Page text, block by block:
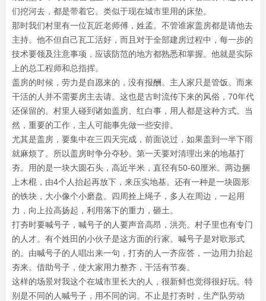
们挖河去，都是带着它。类似于现在城市里用的床垫。
那时我们村里有一位瓦匠老师傅，姓孟。不管谁家盖房都是请他去
主持。他不但自己瓦工活好，而且对于全部建房过程中，每一步的
技术要领及注意事项，应该防范的地方都熟悉和掌握。他就是实际
上的总工程师和总指挥。
盖房的时候，劳力是自愿来的，没有报酬。主人家只是管饭。而来
干活的人并不需要房主去请。这也是古时流传下来的风俗，70年代
还保留的。村里人碰到诸如盖房、红白事，用人都是这种方式。当
然，重要的工作，主人可能事先做一些安排。
尤其是盖房，要集中在三四天完成，前面说过，如果盖到一半下雨
就麻烦了。所以盖房时争分夺秒。第一天要对清理出来的地基打
夯。用的是一块大圆石头，高近半米，直径有50-60厘米。两边捆
上木棍，由4个人抬起再放下，来压实地基。还有一种是一块圆形
的铁块，大小像个小磨盘。四周拴上绳子，多人在周边，一起用
力，向上拉高扬起，利用落下的重力，砸土。
打夯时要喊号子，喊号子的人要声音高昂，洪亮。村子里也有专门
的人才。有个姓田的小伙子是这方面的行家。喊号子是对歌形式
的。由喊号子的人唱出来一句，打夯的人一齐应答，一边用力抬起
夯来。借助号子，使大家用力整齐，干活有节奏。
这样的场景对我这个在城市里长大的人，很新鲜也觉得很好玩。特
别是不同的人喊号子，用不同的词。不止是打夯时，生产队劳动